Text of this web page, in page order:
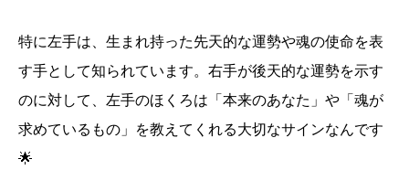
特に左手は、生まれ持った先天的な運勢や魂の使命を表
す手として知られています。右手が後天的な運勢を示す
のに対して、左手のほくろは「本来のあなた」や「魂が
求めているもの」を教えてくれる大切なサインなんです
🌟